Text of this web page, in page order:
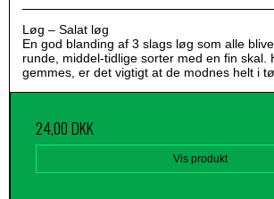
Løg – Salat løg
En god blanding af 3 slags løg som alle
runde, middel-tidlige sorter med en fin skal.
gemmes, er det vigtigt at de modnes helt i
24,00 DKK
Vis produkt